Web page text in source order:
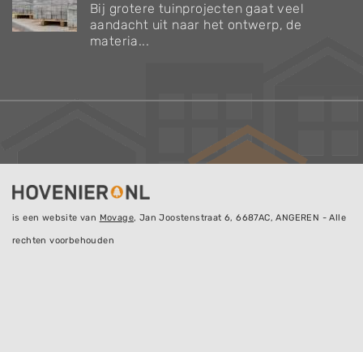
Bij grotere tuinprojecten gaat veel
aandacht uit naar het ontwerp, de
materia...
is een website van Movage, Jan Joostenstraat 6, 6687AC, ANGEREN - Alle
rechten voorbehouden